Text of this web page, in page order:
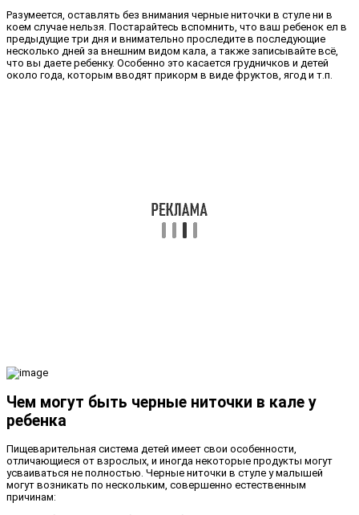
Разумеется, оставлять без внимания черные ниточки в стуле ни в
коем случае нельзя. Постарайтесь вспомнить, что ваш ребенок ел в
предыдущие три дня и внимательно проследите в последующие
несколько дней за внешним видом кала, а также записывайте всё,
что вы даете ребенку. Особенно это касается грудничков и детей
около года, которым вводят прикорм в виде фруктов, ягод и т.п.
Чем могут быть черные ниточки в кале у
ребенка
Пищеварительная система детей имеет свои особенности,
отличающиеся от взрослых, и иногда некоторые продукты могут
усваиваться не полностью. Черные ниточки в стуле у малышей
могут возникать по нескольким, совершенно естественным
причинам: